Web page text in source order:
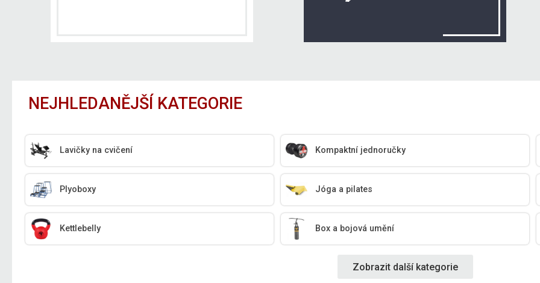
NEJHLEDANĚJŠÍ KATEGORIE
Lavičky na cvičení Kompaktní jednoručky
Plyoboxy Jóga a pilates
Kettlebelly Box a bojová umění
Zobrazit další kategorie